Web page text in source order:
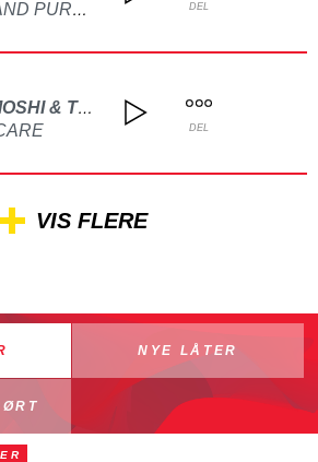
PEACE AND PURPOSE
DEL
MOSHI MOSHI & THE MOIST BOYS
DEL
VIS FLERE
NYE LÅTER